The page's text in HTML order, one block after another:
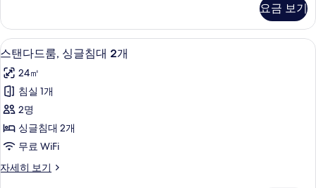
침
대
1
개,
시
내
전
망
사
룸,
킹
사
즈
침
개,
시
내
전
요금 보기
스
탠
다
드
룸,
싱
글
침
저자극성 침구, 미니바, 객실 내 금고,
9
스탠다드룸, 싱글침대 2개
24㎡
침실 1개
2명
싱글침대 2개
무료 WiFi
자세히 보기
스